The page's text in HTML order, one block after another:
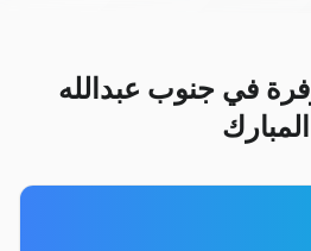
في جنوب عبدالله
المبارك